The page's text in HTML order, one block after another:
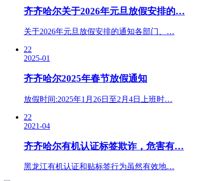
齐齐哈尔关于2026年元旦放假安排的…
关于2026年元旦放假安排的通知各部门、…
22
2025-01
齐齐哈尔2025年春节放假通知
放假时间:2025年1月26日至2月4日上班时…
22
2021-04
齐齐哈尔有机认证标签欺诈，危害有…
黑龙江有机认证和贴标签行为虽然有效地…